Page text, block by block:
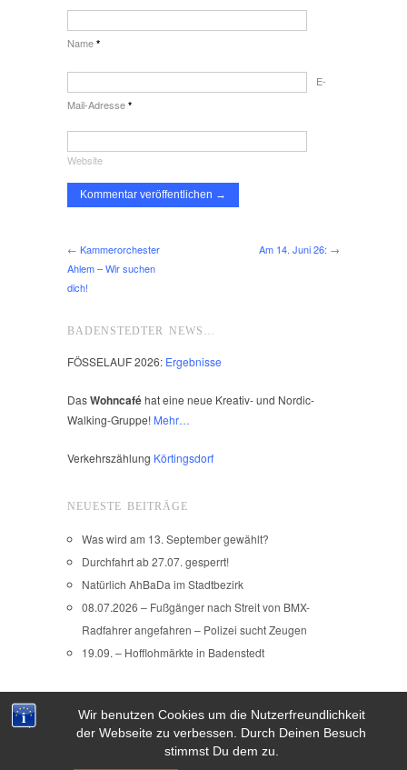
Wir benutzen Cookies um die Nutzerfreundlichkeit
der Webseite zu verbessen. Durch Deinen Besuch
stimmst Du dem zu.
Name *
E-
Mail-Adresse *
Website
← Kammerorchester
Ahlem – Wir suchen
dich!
Am 14. Juni 26: →
BADENSTEDTER NEWS…
FÖSSELAUF 2026: Ergebnisse
DasWohncaféhat eine neue Kreativ- und Nordic-
Walking-Gruppe! Mehr…
Verkehrszählung Körtingsdorf
NEUESTE BEITRÄGE
Was wird am 13. September gewählt?
Durchfahrt ab 27.07. gesperrt!
Natürlich AhBaDa im Stadtbezirk
08.07.2026 – Fußgänger nach Streit von BMX-
Radfahrer angefahren – Polizei sucht Zeugen
19.09. – Hofflohmärkte in Badenstedt
Copyright © 2026